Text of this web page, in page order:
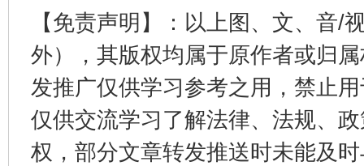
【免责声明】：以上图、文、音/
外），其版权均属于原作者或归
发推广仅供学习参考之用，禁止
仅供交流学习了解法律、法规、
权，部分文章转发推送时未能及